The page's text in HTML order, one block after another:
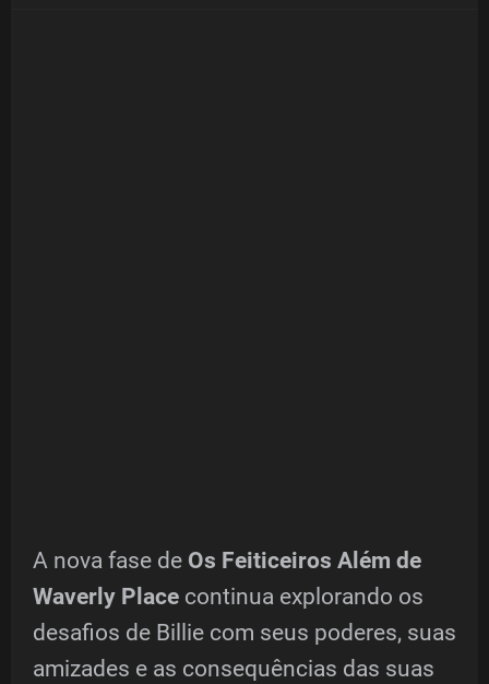
A nova fase de Os Feiticeiros Além de
Waverly Place continua explorando os
desafios de Billie com seus poderes, suas
amizades e as consequências das suas